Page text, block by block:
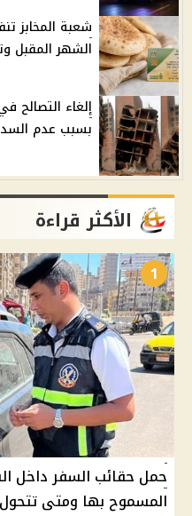
شعبة المخابز
الشهر المقبل
إلغاء التصالح
بسبب عدم
الأكثر قراءة
1
حمل حقائب السفر داخل
المسموح بها ومتى